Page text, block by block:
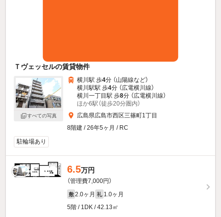
Ｔヴェッセルの賃貸物件
すべての写真
横川駅 歩4分 （山陽線など）
横川駅駅 歩4分 （広電横川線）
横川一丁目駅 歩8分 （広電横川線）
ほか6駅（徒歩20分圏内）
広島県広島市西区三篠町1丁目
8階建 / 26年5ヶ月 / RC
駐輪場あり
6.5万円
（管理費7,000円）
敷 2.0ヶ月 礼 1.0ヶ月
5階 / 1DK / 42.13㎡